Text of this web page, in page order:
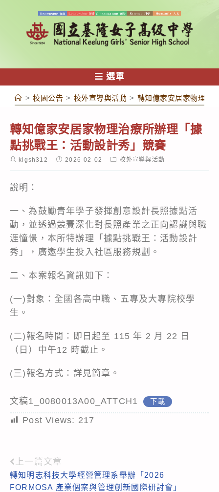
容
選單
> 校園公告 > 校外宣導與活動 > 轉知億家安居家物理治
轉知億家安居家物理治療所辦理「據
點挑戰王：活動設計秀」競賽
Postklgsh312
Post2026-02-02
Post校外宣導與活動
說明：
一、為鼓勵青年學子發揮創意設計長照據點活
動，並透過競賽深化對長照產業之正向認識與職
涯憧憬，本所特辦理「據點挑戰王：活動設計
秀」，廣邀學生投入社區服務規劃。
二、本案報名資訊如下：
(一)對象：全國各高中職、五專及大專院校學
生。
(二)報名時間：即日起至 115 年 2 月 22 日
（日）中午12 時截止。
(三)報名方式：詳見簡章。
文稿1_0080013A00_ATTCH1 下載
Post Views: 217
Read
more
上一篇文章
轉知明志科技大學經營管理系舉辦「2026
FORMOSA 產業個案與管理創新國際研討會」